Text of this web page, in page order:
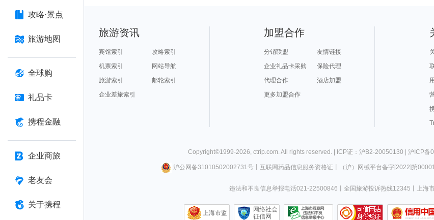
攻略·景点
旅游地图
全球购
礼品卡
携程金融
企业商旅
老友会
关于携程
旅游资讯
宾馆索引
攻略索引
机票索引
网站导航
旅游索引
邮轮索引
企业差旅索引
加盟合作
分销联盟
友情链接
企业礼品卡采购
保险代理
代理合作
酒店加盟
更多加盟合作
Copyright©1999-2026, ctrip.com. All rights reserved. | ICP证：沪B2-20050130 | 沪ICP备
沪公网备31010502002731号丨 互联网药品信息服务资格证 （沪）网械平台备字[2022]第
违法和不良信息举报电话021-22500846 全国旅游投诉热线12345 上海
上海市监
网络社会
征信网